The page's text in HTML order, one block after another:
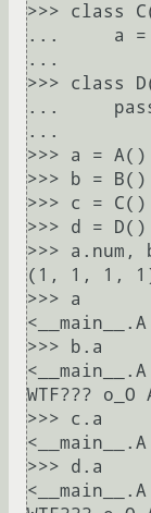
>>> class
...     a =
...
>>> class
...
...
>>> a = A()
>>> b = B()
>>> c = C()
>>> d = D()
>>> a.num,
(1, 1, 1,
>>> a
>>> b.a
WTF??? o_О
>>> c.a
>>> d.a